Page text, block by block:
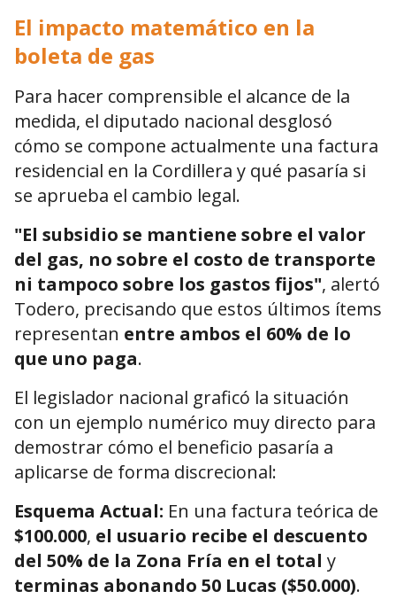
El impacto matemático en la
boleta de gas
Para hacer comprensible el alcance de la
medida, el diputado nacional desglosó
cómo se compone actualmente una factura
residencial en la Cordillera y qué pasaría si
se aprueba el cambio legal.
"El subsidio se mantiene sobre el valor
del gas, no sobre el costo de transporte
ni tampoco sobre los gastos fijos", alertó
Todero, precisando que estos últimos ítems
representan entre ambos el 60% de lo
que uno paga.
El legislador nacional graficó la situación
con un ejemplo numérico muy directo para
demostrar cómo el beneficio pasaría a
aplicarse de forma discrecional:
Esquema Actual: En una factura teórica de
$100.000, el usuario recibe el descuento
del 50% de la Zona Fría en el total y
terminas abonando 50 Lucas ($50.000).